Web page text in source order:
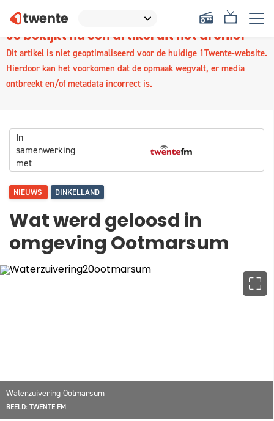
Je bekijkt nu een artikel uit het archief
Dit artikel is niet geoptimaliseerd voor de huidige 1Twente-website.
Hierdoor kan het voorkomen dat de opmaak wegvalt, er media
ontbreekt en/of metadata incorrect is.
In
samenwerking
met
NIEUWS DINKELLAND
Wat werd geloosd in
omgeving Ootmarsum
Waterzuivering Ootmarsum
BEELD: TWENTE FM